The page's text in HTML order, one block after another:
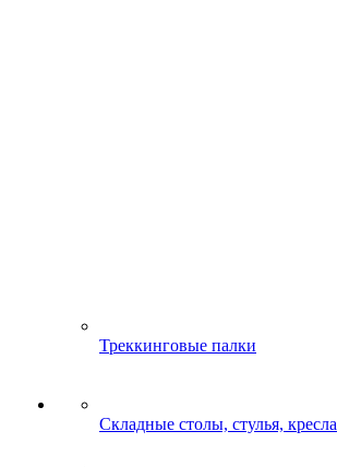
Треккинговые палки
Складные столы, стулья, кресла